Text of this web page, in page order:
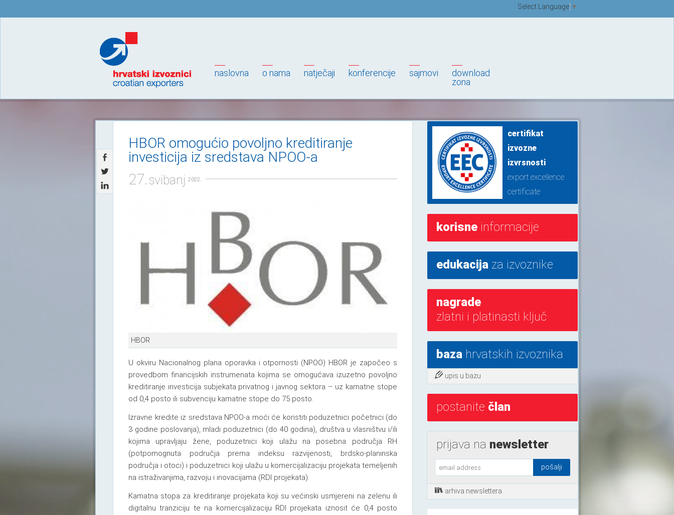
Select Language ▼
naslovna o nama natječaji konferencije sajmovi
download
zona
HBOR omogućio povoljno kreditiranje
investicija iz sredstava NPOO-a
27.svibanj 2022.
HBOR
U okviru Nacionalnog plana oporavka i otpornosti (NPOO) HBOR je započeo s
provedbom financijskih instrumenata kojima se omogućava izuzetno povoljno
kreditiranje investicija subjekata privatnog i javnog sektora – uz kamatne stope
od 0,4 posto ili subvenciju kamatne stope do 75 posto.
Izravne kredite iz sredstava NPOO-a moći će koristiti poduzetnici početnici (do
3 godine poslovanja), mladi poduzetnici (do 40 godina), društva u vlasništvu i/ili
kojima upravljaju žene, poduzetnici koji ulažu na posebna područja RH
(potpomognuta područja prema indeksu razvijenosti, brdsko-planinska
područja i otoci) i poduzetnici koji ulažu u komercijalizaciju projekata temeljenih
na istraživanjima, razvoju i inovacijama (RDI projekata).
Kamatna stopa za kreditiranje projekata koji su većinski usmjereni na zelenu ili
digitalnu tranziciju te na komercijalizaciju RDI projekata iznosit će 0,4 posto
certifikat
izvozne
izvrsnosti
export excellence
certificate
korisne informacije
edukacija za izvoznike
nagrade
zlatni i platinasti ključ
baza hrvatskih izvoznika
upis u bazu
postanite član
prijava na newsletter
arhiva newslettera